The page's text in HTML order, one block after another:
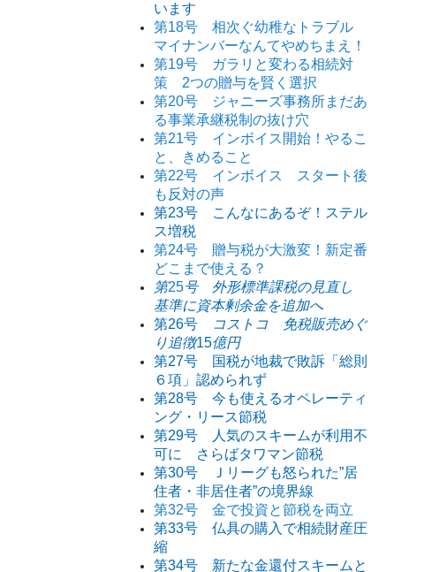
います
第18号 相次ぐ幼稚なトラブル
マイナンバーなんてやめちまえ！
第19号 ガラリと変わる相続対
策 2つの贈与を賢く選択
第20号 ジャニーズ事務所まだあ
る事業承継税制の抜け穴
第21号 インボイス開始！やるこ
と、きめること
第22号 インボイス スタート後
も反対の声
第23号 こんなにあるぞ！ステル
ス増税
第24号 贈与税が大激変！新定番
どこまで使える？
第25号 外形標準課税の見直し
基準に資本剰余金を追加へ
第26号 コストコ 免税販売めぐ
り追徴15億円
第27号 国税が地裁で敗訴「総則
６項」認められず
第28号 今も使えるオペレーティ
ング・リース節税
第29号 人気のスキームが利用不
可に さらばタワマン節税
第30号 Ｊリーグも怒られた”居
住者・非居住者”の境界線
第32号 金で投資と節税を両立
第33号 仏具の購入で相続財産圧
縮
第34号 新たな金還付スキームと